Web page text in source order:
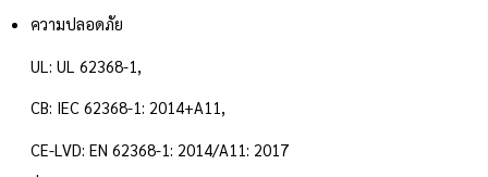
ความปลอดภัย
UL: UL 62368-1,
CB: IEC 62368-1: 2014+A11,
CE-LVD: EN 62368-1: 2014/A11: 2017